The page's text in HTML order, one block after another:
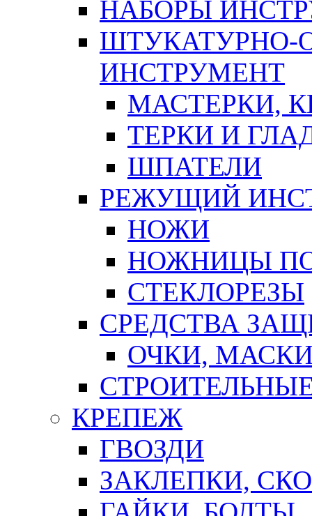
НАБОРЫ
ШТУКАТУРНО-
ИНСТРУМЕНТ
МАСТЕРКИ,
ТЕРКИ И
ШПАТЕЛИ
РЕЖУЩИЙ
НОЖИ
НОЖНИЦЫ
СТЕКЛОРЕЗЫ
СРЕДСТВА
ОЧКИ,
КРЕПЕЖ
ГВОЗДИ
ЗАКЛЕПКИ,